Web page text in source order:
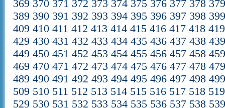
369 370 371 372 373 374 375 376 377 378 379
389 390 391 392 393 394 395 396 397 398 399
409 410 411 412 413 414 415 416 417 418 419
429 430 431 432 433 434 435 436 437 438 439
449 450 451 452 453 454 455 456 457 458 459
469 470 471 472 473 474 475 476 477 478 479
489 490 491 492 493 494 495 496 497 498 499
509 510 511 512 513 514 515 516 517 518 519
529 530 531 532 533 534 535 536 537 538 539